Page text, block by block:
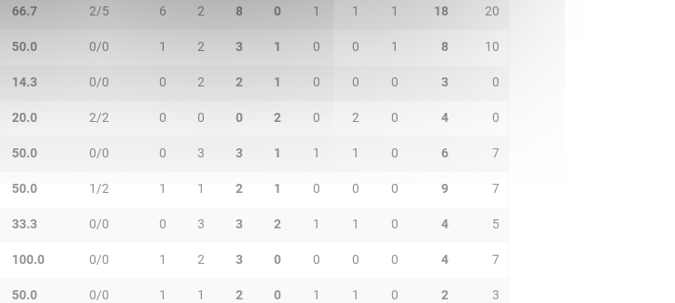
66.7 2/5 6 2 8 0 1 1 1 18 20
50.0 0/0 1 2 3 1 0 0 1 8 10
14.3 0/0 0 2 2 1 0 0 0 3 0
20.0 2/2 0 0 0 2 0 2 0 4 0
50.0 0/0 0 3 3 1 1 1 0 6 7
50.0 1/2 1 1 2 1 0 0 0 9 7
33.3 0/0 0 3 3 2 1 1 0 4 5
100.0 0/0 1 2 3 0 0 0 0 4 7
50.0 0/0 1 1 2 0 1 1 0 2 3